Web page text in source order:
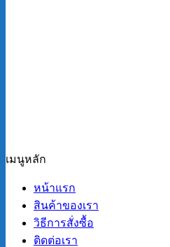
เมนูหลัก
หน้าแรก
สินค้าของเรา
วิธีการสั่งซื้อ
ติดต่อเรา